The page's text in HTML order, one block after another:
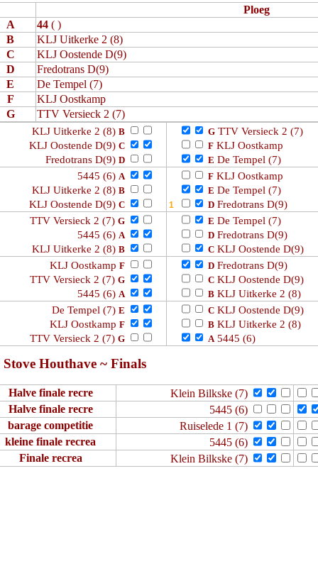
Ploeg
A
44 ( )
B
KLJ Uitkerke 2 (8)
C
KLJ Oostende D(9)
D
Fredotrans D(9)
E
De Tempel (7)
F
KLJ Oostkamp
G
TTV Versieck 2 (7)
KLJ Uitkerke 2 (8) B
KLJ Oostende D(9) C
Fredotrans D(9) D
G TTV Versieck 2 (7)
F KLJ Oostkamp
E De Tempel (7)
5445 (6) A
KLJ Uitkerke 2 (8) B
KLJ Oostende D(9) C
F KLJ Oostkamp
E De Tempel (7)
D Fredotrans D(9)
TTV Versieck 2 (7) G
5445 (6) A
KLJ Uitkerke 2 (8) B
E De Tempel (7)
D Fredotrans D(9)
C KLJ Oostende D(9)
KLJ Oostkamp F
TTV Versieck 2 (7) G
5445 (6) A
D Fredotrans D(9)
C KLJ Oostende D(9)
B KLJ Uitkerke 2 (8)
De Tempel (7) E
KLJ Oostkamp F
TTV Versieck 2 (7) G
C KLJ Oostende D(9)
B KLJ Uitkerke 2 (8)
A 5445 (6)
Stove Houthave ~ Finals
Halve finale recre
Klein Bilkske (7)
Halve finale recre
5445 (6)
barage competitie
Ruiselede 1 (7)
kleine finale recrea
5445 (6)
Finale recrea
Klein Bilkske (7)